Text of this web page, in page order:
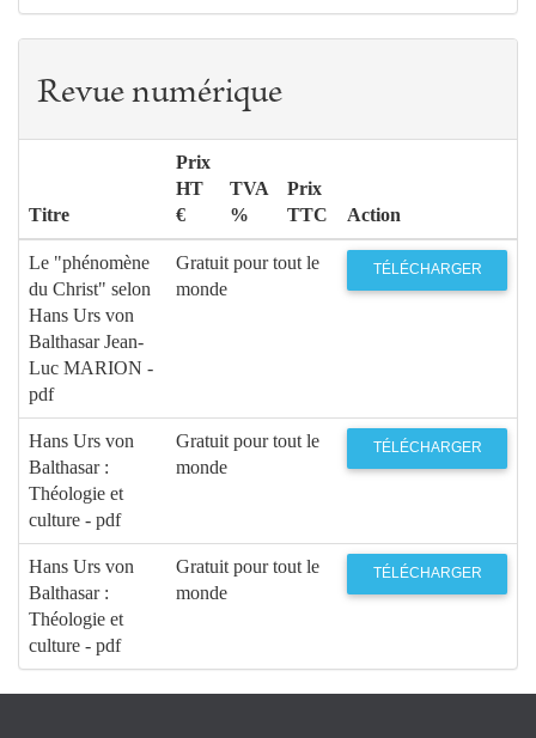
Revue numérique
Titre
Prix
HT
€
TVA
%
Prix
TTC
Action
Le "phénomène
du Christ" selon
Hans Urs von
Balthasar Jean-
Luc MARION -
pdf
Gratuit pour tout le
monde
TÉLÉCHARGER
Hans Urs von
Balthasar :
Théologie et
culture - pdf
Gratuit pour tout le
monde
TÉLÉCHARGER
Hans Urs von
Balthasar :
Théologie et
culture - pdf
Gratuit pour tout le
monde
TÉLÉCHARGER